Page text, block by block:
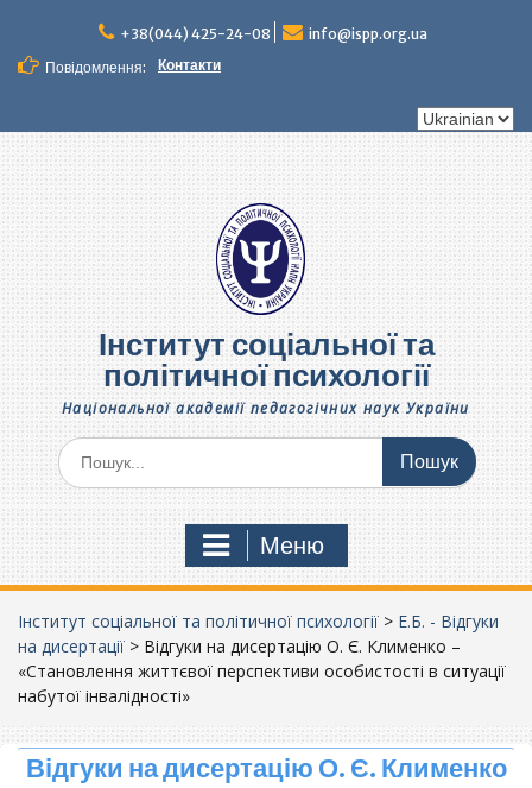
вмісту
+38(044) 425-24-08
info@ispp.org.ua
Повідомлення:
Контакти
Вибрати
Інститут соціальної та
політичної психології
Національної академії педагогічних наук України
Шукати:
Меню
Інститут соціальної та політичної психології > Е.Б. - Відгуки
на дисертації > Відгуки на дисертацію О. Є. Клименко –
«Становлення життєвої перспективи особистості в ситуації
набутої інвалідності»
Відгуки на дисертацію О. Є. Клименко